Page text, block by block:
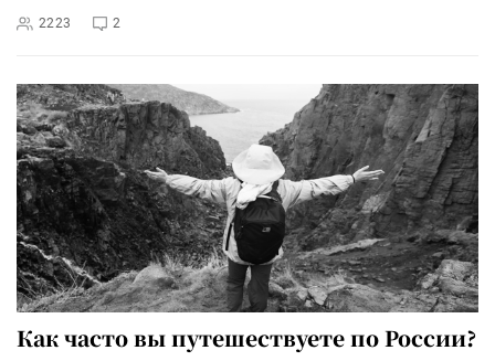
2223 2
Как часто вы путешествуете по России?